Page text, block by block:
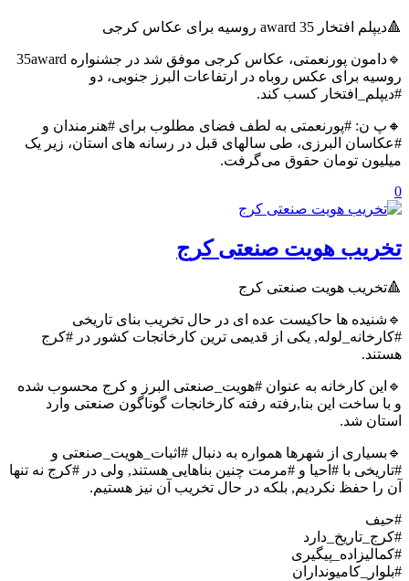
🔺دیپلم افتخار 35 award روسیه برای عکاس کرجی
🔹دامون پورنعمتی، عکاس کرجی موفق شد در جشنواره 35award
روسیه برای عکس روباه در‌ ارتفاعات البرز جنوبی، دو
#دیپلم_افتخار کسب کند.
🔸پ ن: #پورنعمتی به لطف فضای مطلوب برای #هنرمندان و
#عکاسان البرزی، طی سالهای قبل در رسانه های استان، زیر یک
میلیون تومان حقوق می‌گرفت.
0
تخریب هویت صنعتی کرج
🔺تخریب هویت صنعتی کرج
🔹شنیده ها حاکیست عده ای در حال تخریب بنای تاریخی
#کارخانه_لوله, یکی از قدیمی ترین کارخانجات کشور در #کرج
هستند.
🔹این کارخانه به عنوان #هویت_صنعتی البرز و کرج محسوب شده
و با ساخت این بنا,رفته رفته کارخانجات گوناگون صنعتی وارد
استان شد.
🔹بسیاری از شهرها همواره به دنبال #اثبات_هویت_صنعتی و
#تاریخی با #احیا و #مرمت چنین بناهایی هستند, ولی در #کرج نه تنها
آن را حفظ نکردیم, بلکه در حال تخریب آن نیز هستیم.
#حیف
#کرج_تاریخ_دارد
#کمالیزاده_پیگیری
#بلوار_کامیونداران